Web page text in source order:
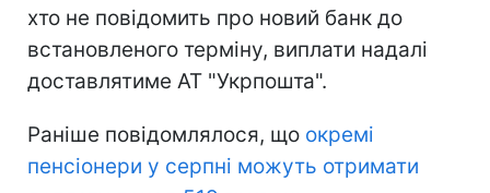
хто не повідомить про новий банк до
встановленого терміну, виплати надалі
доставлятиме АТ "Укрпошта".
Раніше повідомлялося, що окремі
пенсіонери у серпні можуть отримати